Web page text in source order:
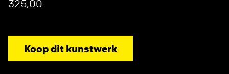
325,00
Koop dit kunstwerk